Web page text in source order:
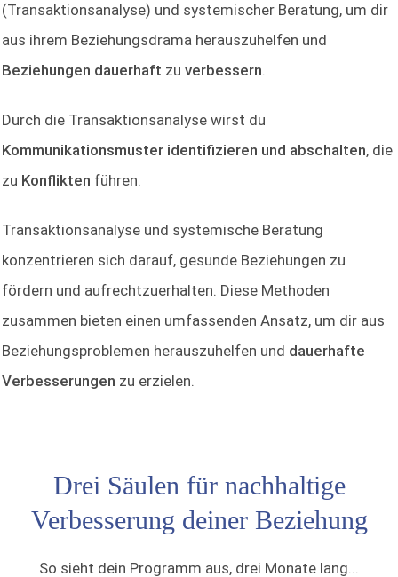
(Transaktionsanalyse) und systemischer Beratung, um dir
aus ihrem Beziehungsdrama herauszuhelfen und
Beziehungen dauerhaft zu verbessern.
Durch die Transaktionsanalyse wirst du
Kommunikationsmuster identifizieren und abschalten, die
zu Konflikten führen.
Transaktionsanalyse und systemische Beratung
konzentrieren sich darauf, gesunde Beziehungen zu
fördern und aufrechtzuerhalten. Diese Methoden
zusammen bieten einen umfassenden Ansatz, um dir aus
Beziehungsproblemen herauszuhelfen und dauerhafte
Verbesserungen zu erzielen.
Drei Säulen für nachhaltige
Verbesserung deiner Beziehung
So sieht dein Programm aus, drei Monate lang...